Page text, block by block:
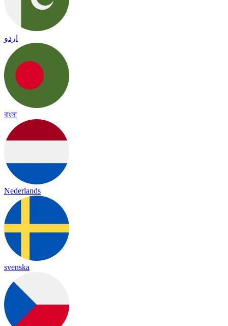
اردو
বাংলা
Nederlands
svenska